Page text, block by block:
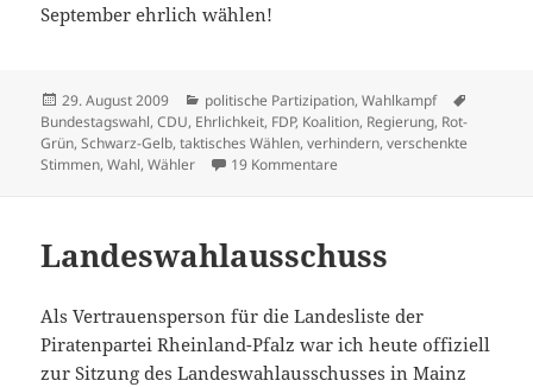
September ehrlich wählen!
Veröffentlicht
am
29. August 2009 Kategorien
politische Partizipation,Wahlkampf
Bundestagswahl,CDU, Ehrlichkeit, FDP, Koalition, Regierung, Rot-
Grün,Schwarz-Gelb,taktisches Wählen,verhindern,verschenkte
Stimmen,Wahl,Wähler 19 Kommentare
Landeswahlausschuss
Als Vertrauensperson für die Landesliste der
Piratenpartei Rheinland-Pfalz war ich heute offiziell
zur Sitzung des Landeswahlausschusses in Mainz